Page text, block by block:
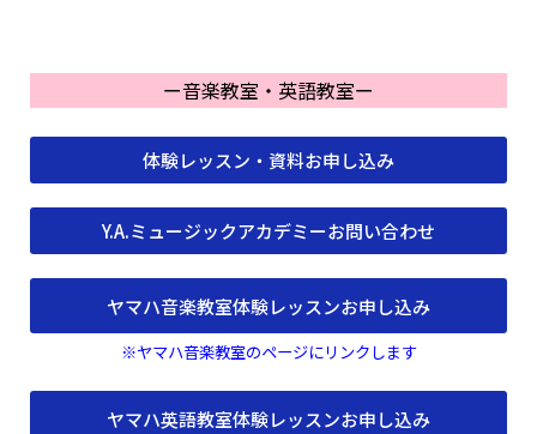
ー音楽教室・英語教室ー
体験レッスン・資料お申し込み
Y.A.ミュージックアカデミーお問い合わせ
ヤマハ音楽教室体験レッスンお申し込み
※ヤマハ音楽教室のページにリンクします
ヤマハ英語教室体験レッスンお申し込み